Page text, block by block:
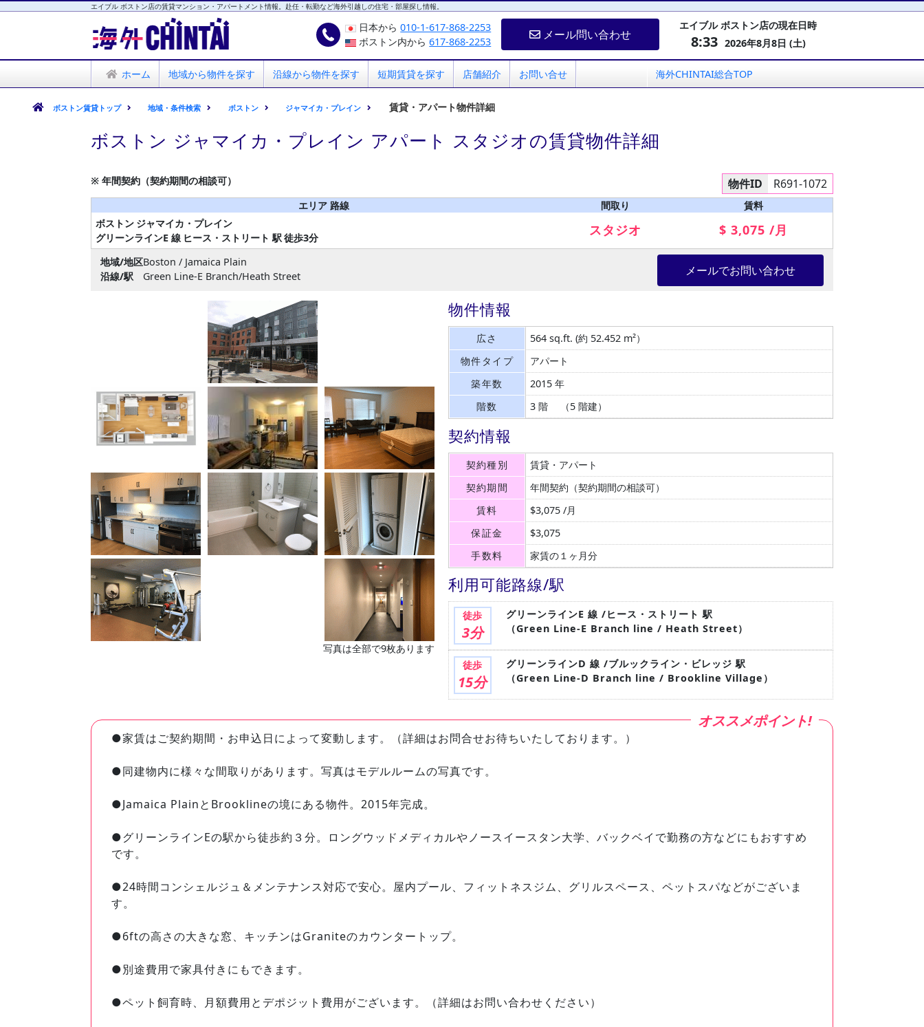
エイブル ボストン店の賃貸マンション・アパートメント情報。赴任・転勤など海外引越しの住宅・部屋探し情報。
海外CHINTAI
エイブル ボストン店
日本から010-1-617-868-2253
ボストン内から617-868-2253 メール問い合わせ
エイブル ボストン店の現在日時
8:33 2026年8月8日 (土)
ホーム 地域から物件を探す 沿線から物件を探す 短期賃貸を探す 店舗紹介 お問い合せ 海外CHINTAI総合TOP
ボストン賃貸トップ 地域・条件検索 ボストン ジャマイカ・プレイン 賃貸・アパート物件詳細
ボストン ジャマイカ・プレイン アパート スタジオの賃貸物件詳細
物件ID R691-1072
※ 年間契約（契約期間の相談可）
エリア 路線
間取り
賃料
ボストン ジャマイカ・プレイン
グリーンラインE 線 ヒース・ストリート 駅徒歩3分 スタジオ $ 3,075 /月
地域/地区Boston / Jamaica Plain
沿線/駅
Green Line-E Branch/Heath Street メールでお問い合わせ
写真は全部で9枚あります
物件情報
広さ 564 sq.ft. (約 52.452 m²）
物件タイプ
アパート
築年数
2015 年
階数
3 階 （5 階建）
契約情報
契約種別
賃貸・アパート
契約期間
年間契約（契約期間の相談可）
賃料
$3,075 /月
保証金
$3,075
手数料
家賃の１ヶ月分
利用可能路線/駅
徒歩
3分
グリーンラインE 線 /ヒース・ストリート 駅
（Green Line-E Branch line / Heath Street）
徒歩
15分
グリーンラインD 線 /ブルックライン・ビレッジ 駅
（Green Line-D Branch line / Brookline Village）
●家賃はご契約期間・お申込日によって変動します。（詳細はお問合せお待ちいたしております。）
●同建物内に様々な間取りがあります。写真はモデルルームの写真です。
●Jamaica PlainとBrooklineの境にある物件。2015年完成。
●グリーンラインEの駅から徒歩約３分。ロングウッドメディカルやノースイースタン大学、バックベイで勤務の方などにもおすすめ
です。
●24時間コンシェルジュ＆メンテナンス対応で安心。屋内プール、フィットネスジム、グリルスペース、ペットスパなどがございま
す。
●6ftの高さの大きな窓、キッチンはGraniteのカウンタートップ。
●別途費用で家具付きにもできます。
●ペット飼育時、月額費用とデポジット費用がございます。（詳細はお問い合わせください）